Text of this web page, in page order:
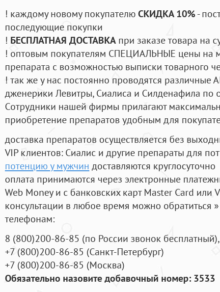
! каждому новому покупателюСКИДКА 10%-
последующие покупки
! БЕСПЛАТНАЯ ДОСТАВКА при заказе товара на
! оптовым покупателям СПЕЦИАЛЬНЫЕ цены на
препарата с возможностью выписки товарного
! так же у нас постоянно проводятся
дженерики Левитры, Сиалиса и Силденафила по
Cотрудники нашей фирмы прилагают
приобретение препаратов удобным для
доставка препаратов осуществляется без
VIP клиентов: Сиалис и другие препараты для
потенцию у мужчин доставляются круглосуточно
оплата принимаются через электронные
Web Money и с банковских карт Master Card или
консультации в любое время можно обратиться
телефонам:
8 (800)200-86-85 (по России звонок бесплатный),
+7 (800)200-86-85 (Санкт-Петербург)
+7 (800)200-86-85 (Москва)
Обязательно назовите добавочный номер: 3533